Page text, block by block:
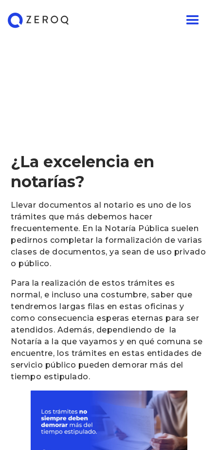
¿La excelencia en
notarías?
Llevar documentos al notario es uno de los
trámites que más debemos hacer
frecuentemente. En la Notaría Pública suelen
pedirnos completar la formalización de varias
clases de documentos, ya sean de uso privado
o público.
Para la realización de estos trámites es
normal, e incluso una costumbre, saber que
tendremos largas filas en estas oficinas y
como consecuencia esperas eternas para ser
atendidos. Además, dependiendo de la
Notaría a la que vayamos y en qué comuna se
encuentre, los trámites en estas entidades de
servicio público pueden demorar más del
tiempo estipulado.